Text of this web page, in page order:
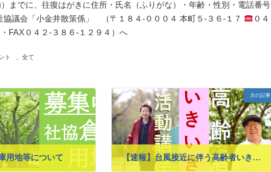
までに、往復はがきに住所・氏名（ふりがな）・年齢・性別・電話番号
協議会「小金井散策係」 （〒１８４‐０００４ 本町５‐３６‐１７
０４
・FAX０４２-３８６-１２９４）へ
ト 、 全て
用地等について
次の記事
【速報】台風接近に伴う高齢者いきいき活動講座・さくら体操中止のお知らせ